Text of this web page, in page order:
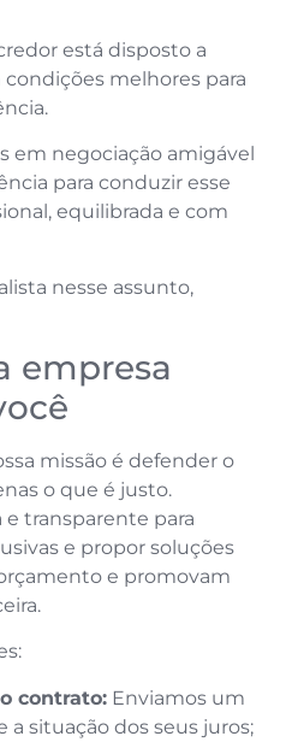
está disposto a
melhores para
em negociação amigável
para conduzir esse
equilibrada e com
nesse assunto,
empresa
missão é defender o
o que é justo.
transparente para
e propor soluções
e promovam
contrato: Enviamos um
a situação dos seus juros;